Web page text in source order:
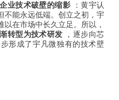
业技术破壁的缩影
：黄宇认
不能永远低端。创立之初，宇
以在市场中长久立足。所以，
转型为技术研发
，逐步向芯
形成了宇凡微独有的技术壁